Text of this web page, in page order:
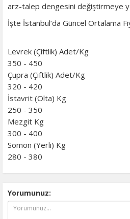
arz-talep dengesini değiştirmeye
İşte İstanbul’da Güncel Ortalama
Levrek (Çiftlik) Adet/Kg
350 - 450
Çupra (Çiftlik) Adet/Kg
320 - 420
İstavrit (Olta) Kg
250 - 350
Mezgit Kg
300 - 400
Somon (Yerli) Kg
280 - 380
Yorumunuz: